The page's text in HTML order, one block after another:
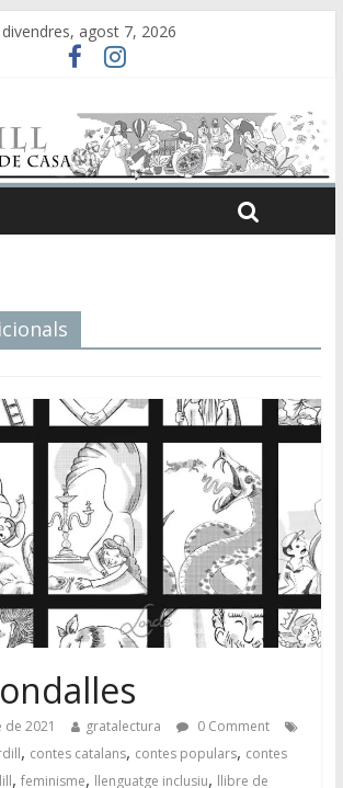
divendres, agost 7, 2026
2021 gratalectura
0 Comment
, contes catalans, contes populars, contes
, feminisme, llenguatge inclusiu, llibre de